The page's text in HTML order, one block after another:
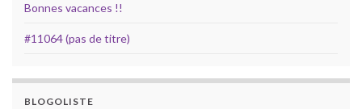
Bonnes vacances !!
#11064 (pas de titre)
BLOGOLISTE